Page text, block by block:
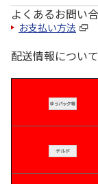
よくあるお問い
お支払い方法
配送情報について